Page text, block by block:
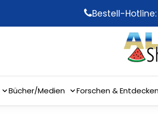
Bestell-
Bücher/Medien Forschen &